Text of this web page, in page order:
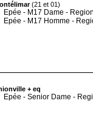
(21 et 01)
Epée - M17 Dame -
Epée - M17 Homme -
+ eq
Epée - Senior Dame -